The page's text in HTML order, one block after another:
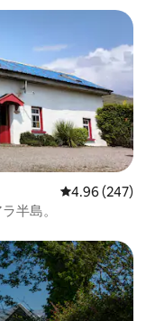
レビュー247
4.96 (247)
半島。